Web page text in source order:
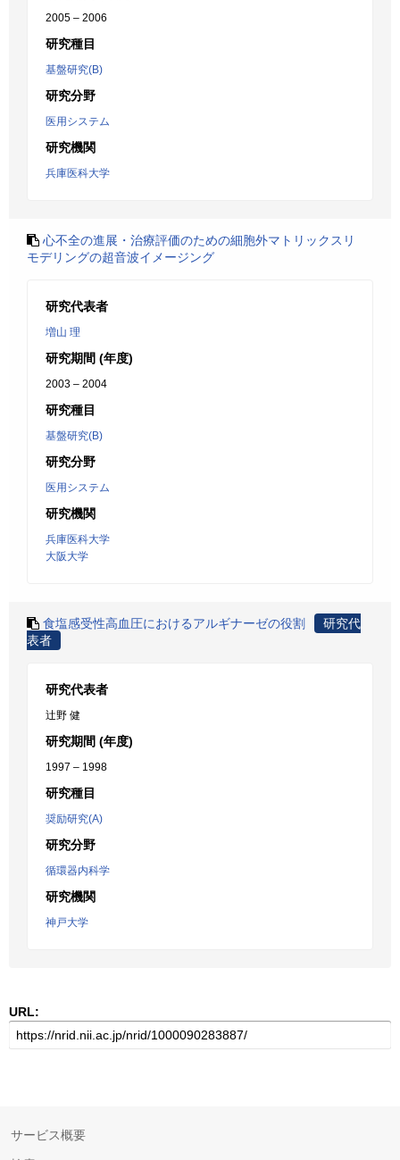
2005 – 2006
研究種目
基盤研究(B)
研究分野
医用システム
研究機関
兵庫医科大学
心不全の進展・治療評価のための細胞外マトリックスリ
モデリングの超音波イメージング
研究代表者
増山 理
研究期間 (年度)
2003 – 2004
研究種目
基盤研究(B)
研究分野
医用システム
研究機関
兵庫医科大学
大阪大学
食塩感受性高血圧におけるアルギナーゼの役割
研究代
表者
研究代表者
辻野 健
研究期間 (年度)
1997 – 1998
研究種目
奨励研究(A)
研究分野
循環器内科学
研究機関
神戸大学
URL:
サービス概要